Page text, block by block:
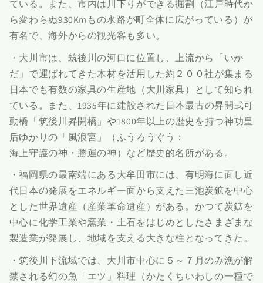
ている。また、市内は川下りができる掘割（江戸時代か
ら変わらぬ930Kmもの水路が町全体に広がっている）が
有名で、海外からの観光客も多い。
・大川市は、筑後川の河口に位置し、上流から「いか
だ」で運ばれてきた木材を活用した約２００社が集まる
日本でも有数の家具の生産地（大川家具）として知られ
ている。また、1935年に建設された日本最古の昇開式可
動橋「筑後川昇開橋」や1800年以上の歴史を持つ神功皇
后ゆかりの「風浪宮」（ふうろうぐう：
海上守護の神・勝運の神）など歴史的名所がある。
・福岡県の最南端にある大牟田市には、有明海に面し近
代日本の発展をエネルギー面から支えた三池炭鉱を中心
とした世界遺産（産業革命遺産）がある。かつて炭鉱を
中心に化学工業や窯業・土石をはじめとしたさまざまな
製造業が発展し、地域を支える大きな柱となってきた。
・筑後川下流域では、大川市中心に５～７月のみ漁が解
禁される幻の魚「エツ」料理（かたくちいわしの一種で